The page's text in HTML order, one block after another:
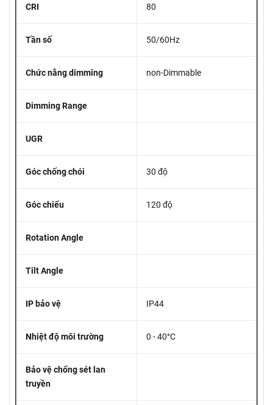
CRI 80
Tần số 50/60Hz
Chức nằng dimming non-Dimmable
Dimming Range
UGR
Góc chống chói 30 độ
Góc chiếu 120 độ
Rotation Angle
Tilt Angle
IP bảo vệ IP44
Nhiệt độ môi trường 0 - 40°C
Bảo vệ chống sét lan
truyền